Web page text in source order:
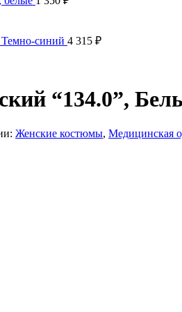
синий 4 315 ₽
“134.0”,
Женские костюмы, Медицинская